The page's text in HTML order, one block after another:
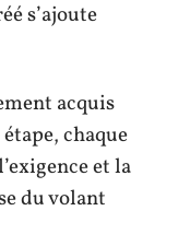
s’ajoute
acquis
chaque
et la
du volant